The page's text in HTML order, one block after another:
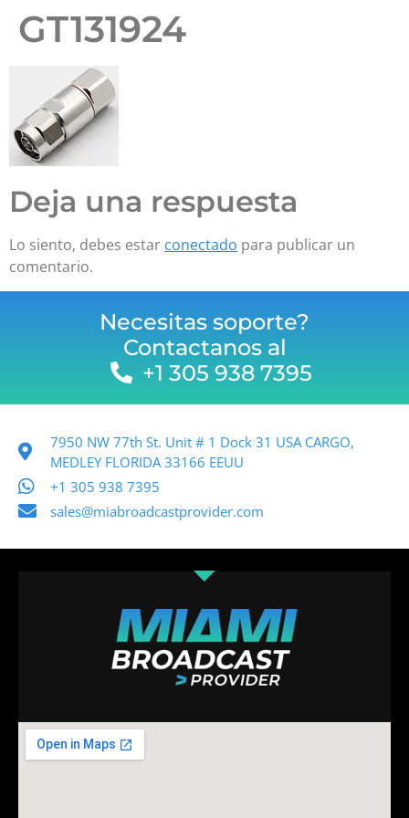
GT131924
Deja una respuesta
Lo siento, debes estar conectado para publicar un
comentario.
Necesitas soporte?
Contactanos al
+1 305 938 7395
7950 NW 77th St. Unit # 1 Dock 31 USA CARGO,
MEDLEY FLORIDA 33166 EEUU
+1 305 938 7395
sales@miabroadcastprovider.com